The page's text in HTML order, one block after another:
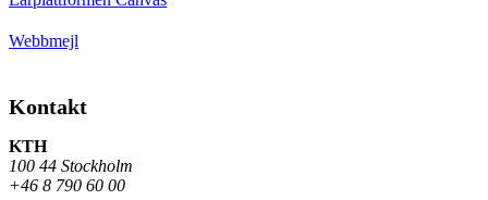
Webbmejl
Kontakt
KTH
100 44 Stockholm
+46 8 790 60 00